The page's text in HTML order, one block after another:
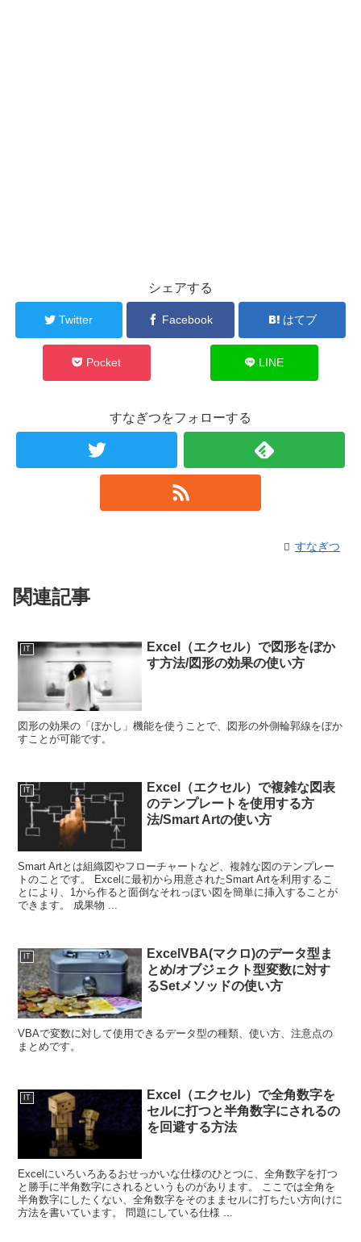
シェアする
Twitter Facebook はてブ
Pocket LINE
すなぎつをフォローする
すなぎつ
関連記事
IT
Excel（エクセル）で図形をぼか
す方法/図形の効果の使い方
図形の効果の「ぼかし」機能を使うことで、図形の外側輪郭線をぼか
すことが可能です。
IT
Excel（エクセル）で複雑な図表
のテンプレートを使用する方
法/Smart Artの使い方
Smart Artとは組織図やフローチャートなど、複雑な図のテンプレー
トのことです。 Excelに最初から用意されたSmart Artを利用するこ
とにより、1から作ると面倒なそれっぽい図を簡単に挿入することが
できます。 成果物 ...
IT
ExcelVBA(マクロ)のデータ型ま
とめ/オブジェクト型変数に対す
るSetメソッドの使い方
VBAで変数に対して使用できるデータ型の種類、使い方、注意点の
まとめです。
IT
Excel（エクセル）で全角数字を
セルに打つと半角数字にされるの
を回避する方法
Excelにいろいろあるおせっかいな仕様のひとつに、全角数字を打つ
と勝手に半角数字にされるというものがあります。 ここでは全角を
半角数字にしたくない、全角数字をそのままセルに打ちたい方向けに
方法を書いています。 問題にしている仕様 ...